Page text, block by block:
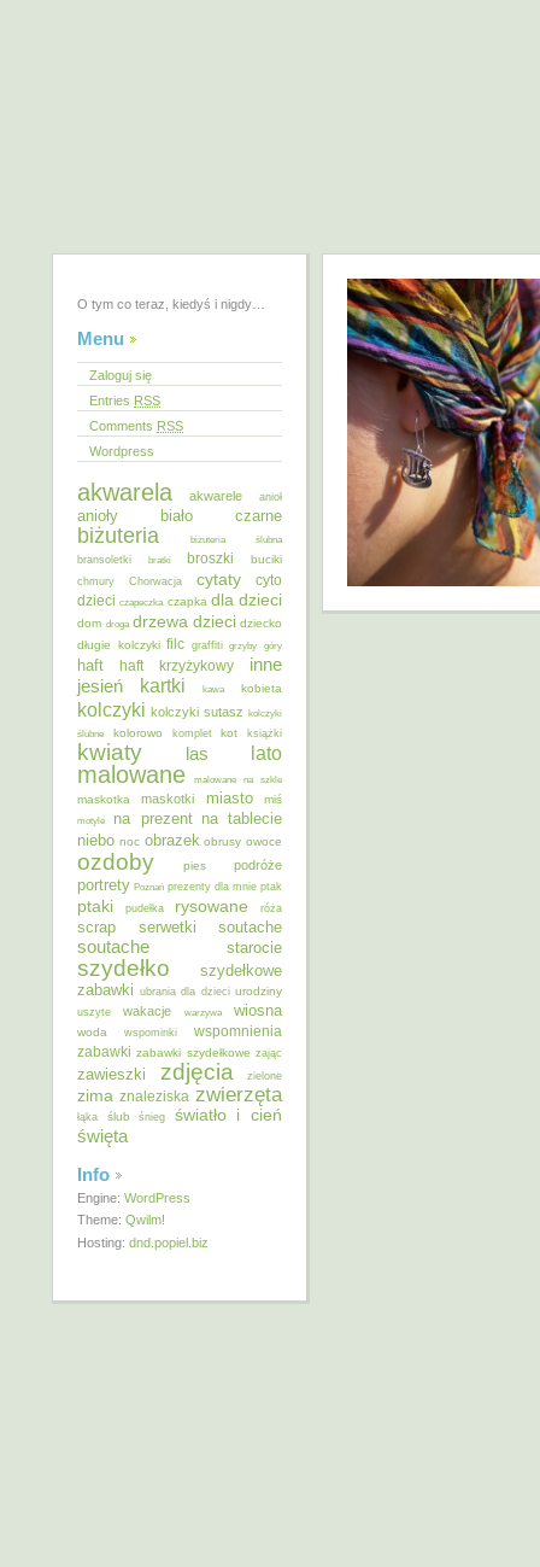
O tym co teraz, kiedyś i nigdy…
Menu
Zaloguj się
Entries RSS
Comments RSS
Wordpress
akwarela akwarele anioł
anioły biało czarne
biżuteria
biżuteria ślubna
bransoletki
bratki broszki buciki
chmury Chorwacja cytaty
cyto
dzieci czapeczka czapka dla dzieci
dom droga drzewa dzieci dziecko
długie kolczyki filc graffiti grzyby góry
haft haft krzyżykowy inne
jesień kartki kawa kobieta
kolczyki kolczyki sutasz kolczyki
ślubne
kolorowo komplet kot książki
kwiaty las lato
malowane malowane na szkle
maskotka maskotki miasto miś
motyle na prezent na tablecie
niebo noc obrazek obrusy owoce
ozdoby pies podróże
portrety Poznań prezenty dla mnie ptak
ptaki pudełka rysowane róża
scrap serwetki soutache
soutache starocie
szydełko
szydełkowe
zabawki ubrania dla dzieci urodziny
uszyte wakacje warzywa wiosna
woda wspominki
wspomnienia
zabawki zabawki szydełkowe zając
zawieszki zdjęcia zielone
zima znaleziska zwierzęta
łąka ślub śnieg światło i cień
święta
Info
Engine: WordPress
Theme: Qwilm!
Hosting: dnd.popiel.biz